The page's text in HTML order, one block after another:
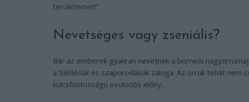
területemet!”
Nevetséges vagy zseniális?
Bár az emberek gyakran nevetnek a borneói
a túlélésük és szaporodásuk záloga. Az orruk tehát nem
kulcsfontosságú evolúciós előny.